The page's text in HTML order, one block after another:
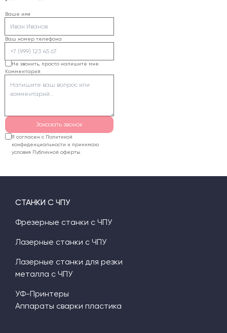
Ваше имя
Ваш номер телефона
Не звонить, просто напишите мне
Комментарий
Заказать звонок
Я согласен с Политикой
конфиденциальности и принимаю
условия Публичной оферты.
СТАНКИ С ЧПУ
Фрезерные станки с ЧПУ
Лазерные станки с ЧПУ
Лазерные станки для резки
металла с ЧПУ
УФ-Принтеры
Аппараты сварки пластика